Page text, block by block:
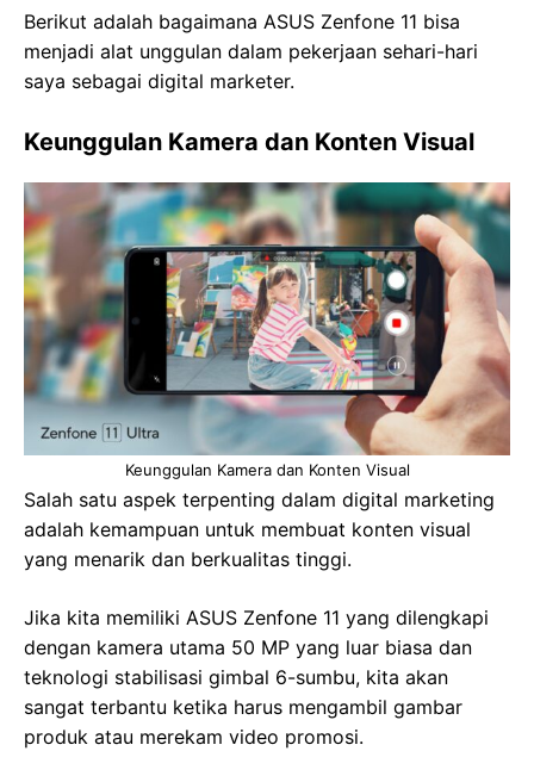
Berikut adalah bagaimana ASUS Zenfone 11 bisa
menjadi alat unggulan dalam pekerjaan sehari-hari
saya sebagai digital marketer.
Keunggulan Kamera dan Konten Visual
Keunggulan Kamera dan Konten Visual
Salah satu aspek terpenting dalam digital marketing
adalah kemampuan untuk membuat konten visual
yang menarik dan berkualitas tinggi.
Jika kita memiliki ASUS Zenfone 11 yang dilengkapi
dengan kamera utama 50 MP yang luar biasa dan
teknologi stabilisasi gimbal 6-sumbu, kita akan
sangat terbantu ketika harus mengambil gambar
produk atau merekam video promosi.